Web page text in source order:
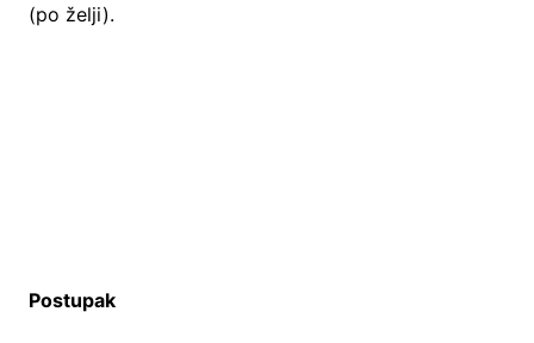
(po želji).
Postupak